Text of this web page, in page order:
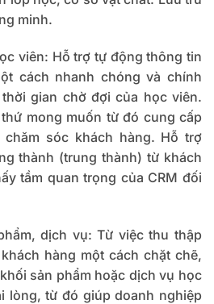
minh.
viên: Hỗ trợ tự động thông tin
cách nhanh chóng và chính
gian chờ đợi của học viên.
mong muốn từ đó cung cấp
sóc khách hàng. Hỗ trợ
thành (trung thành) từ khách
tầm quan trọng của CRM đối
dịch vụ:Từ việc thu thập
hàng một cách chặt chẽ,
sản phẩm hoặc dịch vụ học
lòng, từ đó giúp doanh nghiệp